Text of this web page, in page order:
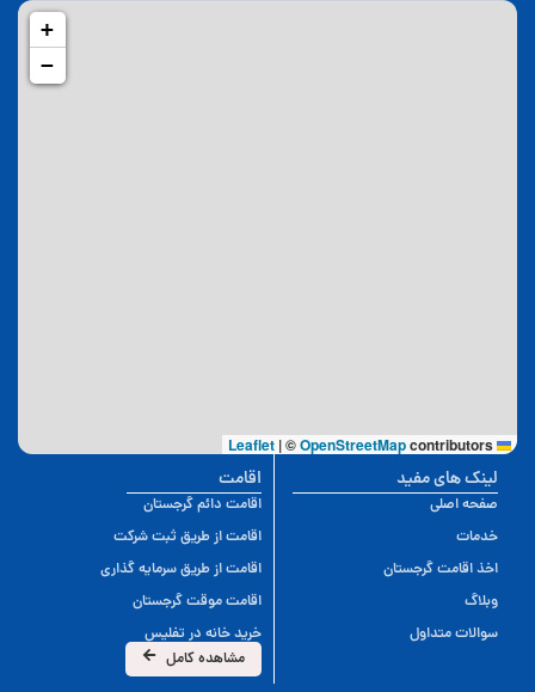
+
−
Leaflet
|©OpenStreetMapcontributors
اقامت
اقامت دائم گرجستان
اقامت از طریق ثبت شرکت
اقامت از طریق سرمایه گذاری
اقامت موقت گرجستان
خرید خانه در تفلیس
مشاهده کامل
لینک های مفید
صفحه اصلی
خدمات
اخذ اقامت گرجستان
وبلاگ
سوالات متداول